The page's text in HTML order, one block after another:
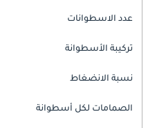
عدد الاسطوانات
تركيبة الأسطوانة
نسبة الانضغاط
الصمامات لكل أسطوانة